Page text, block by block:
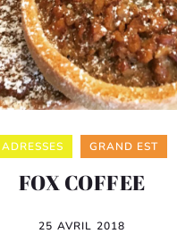
Categories
ADRESSES GRAND EST
FOX COFFEE
25 AVRIL 2018